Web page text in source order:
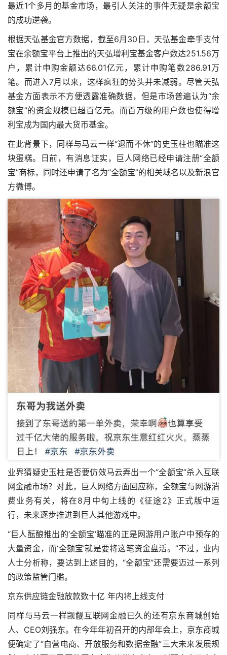
最近1个多月的基金市场，最引人关注的事件无疑是余额宝
的成功逆袭。
根据天弘基金官方数据，截至6月30日，天弘基金牵手支付
宝在余额宝平台上推出的天弘增利宝基金客户数达251.56万
户，累计申购金额达66.01亿元，累计申购笔数286.91万
笔。而进入7月以来，这样疯狂的势头并未减弱。尽管天弘
基金方面表示不方便透露准确数据，但是市场普遍认为“余
额宝”的资金规模已超百亿元。而百万级的用户数也使得增
利宝成为国内最大货币基金。
在此背景下，同样与马云一样“退而不休”的史玉柱也瞄准这
块蛋糕。日前，有消息证实，巨人网络已经申请注册“全额
宝”商标，同时还申请了名为“全额宝”的相关域名以及新浪官
方微博。
业界猜疑史玉柱是否要仿效马云弄出一个“全额宝”杀入互联
网金融市场？对此，巨人网络方面回应称，全额宝与网游消
费业务有关，将在8月中旬上线的《征途2》正式版中运
行，未来逐步推进到巨人其他游戏中。
“巨人酝酿推出的‘全额宝’瞄准的正是网游用户账户中预存的
大量资金，而‘全额宝’就是要将这笔资金盘活。”不过，业内
人士分析称，要达到上述目的，“全额宝”还需要迈过一系列
的政策监管门槛。
京东供应链金融放款数十亿 年内将上线支付
同样与马云一样觊觎互联网金融已久的还有京东商城创始
人、CEO刘强东。在今年年初召开的内部年会上，京东商城
便确定了“自营电商、开放服务和数据金融”三大未来发展规